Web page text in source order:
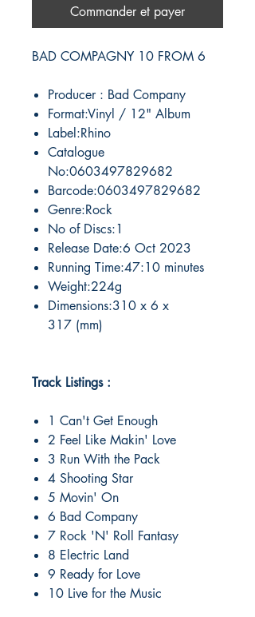
Commander et payer
BAD COMPAGNY 10 FROM 6
Producer : Bad Company
Format:Vinyl / 12" Album
Label:Rhino
Catalogue
No:0603497829682
Barcode:0603497829682
Genre:Rock
No of Discs:1
Release Date:6 Oct 2023
Running Time:47:10 minutes
Weight:224g
Dimensions:310 x 6 x
317 (mm)
Track Listings :
1 Can't Get Enough
2 Feel Like Makin' Love
3 Run With the Pack
4 Shooting Star
5 Movin' On
6 Bad Company
7 Rock 'N' Roll Fantasy
8 Electric Land
9 Ready for Love
10 Live for the Music